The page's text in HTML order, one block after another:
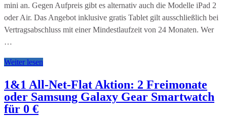
mini an. Gegen Aufpreis gibt es alternativ auch die Modelle iPad 2
oder Air. Das Angebot inklusive gratis Tablet gilt ausschließlich bei
Vertragsabschluss mit einer Mindestlaufzeit von 24 Monaten. Wer
…
Weiter lesen
1&1 All-Net-Flat Aktion: 2 Freimonate
oder Samsung Galaxy Gear Smartwatch
für 0 €